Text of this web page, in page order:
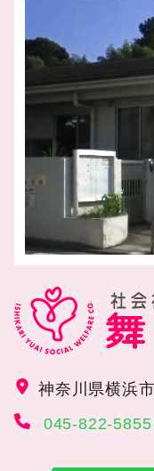
神奈川県横浜
045-822-5855